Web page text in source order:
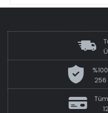
256